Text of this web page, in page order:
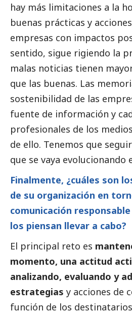
hay más limitaciones a la
buenas prácticas y
empresas con impactos
sentido, sigue rigiendo la
malas noticias tienen
que las buenas. Las
sostenibilidad de las
fuente de información y
profesionales de los
de ello. Tenemos que
que se vaya evolucionando
Finalmente, ¿cuáles son
de su organización en
comunicación responsable
los piensan llevar a cabo?
El principal reto es
momento, una actitud
analizando, evaluando y
estrategias y acciones de
función de los